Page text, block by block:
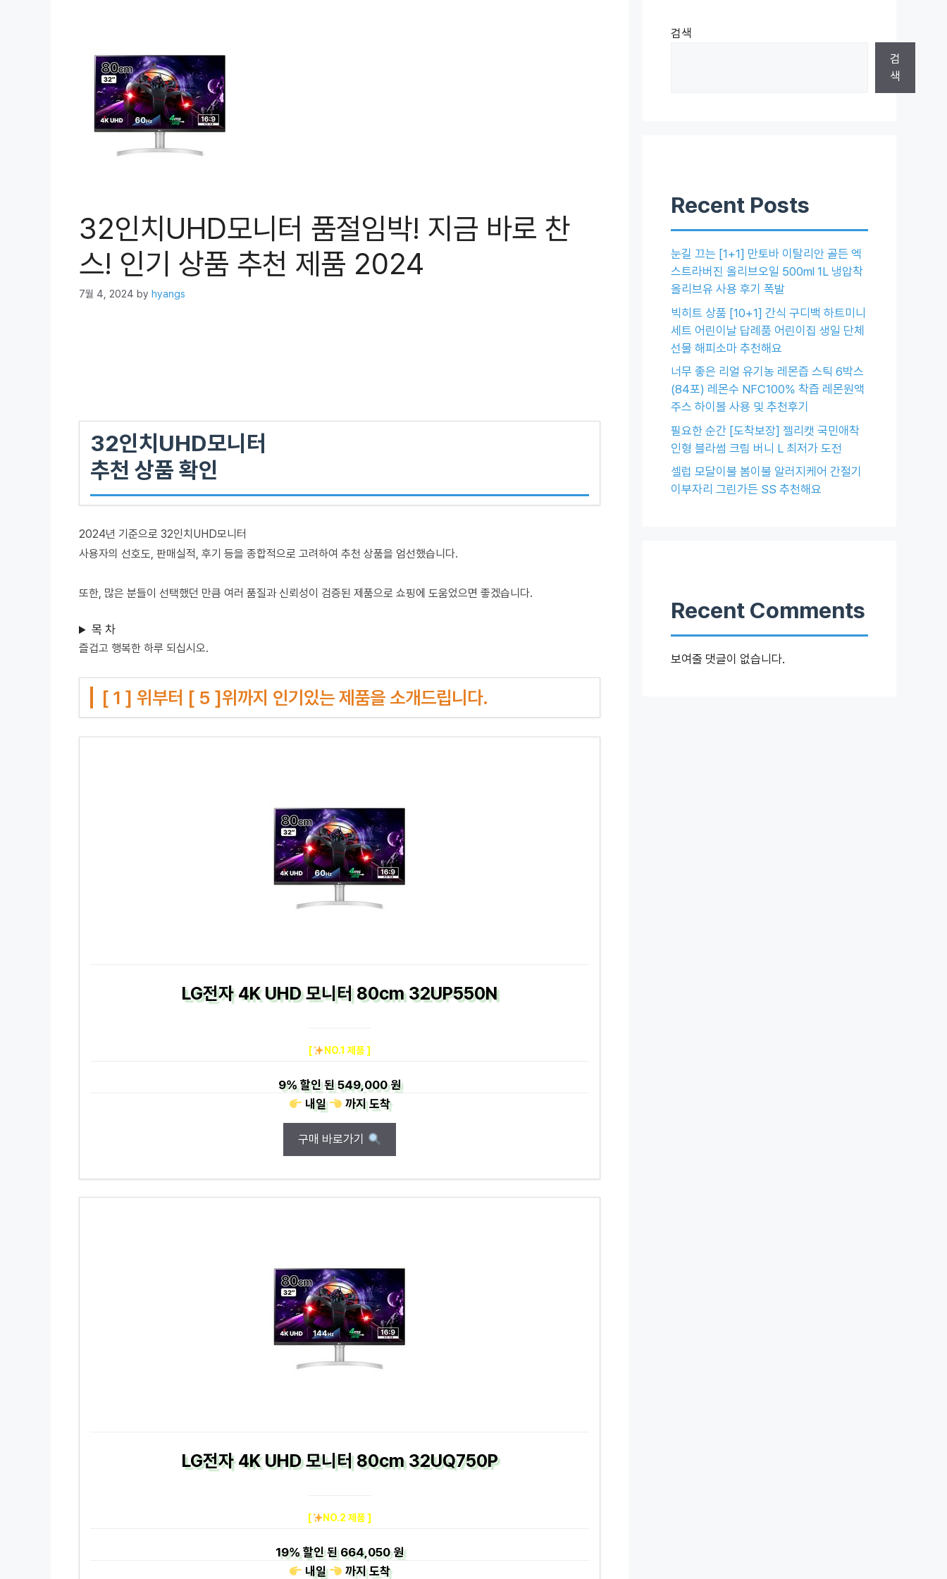
32인치UHD모니터 품절임박! 지금 바로 찬
스! 인기 상품 추천 제품 2024
7월 4, 2024 by hyangs
32인치UHD모니터
추천 상품 확인
2024년 기준으로 32인치UHD모니터
사용자의 선호도, 판매실적, 후기 등을 종합적으로 고려하여 추천 상품을 엄선했습니다.
또한, 많은 분들이 선택했던 만큼 여러 품질과 신뢰성이 검증된 제품으로 쇼핑에 도움었으면 좋겠습니다.
목 차
즐겁고 행복한 하루 되십시오.
[ 1 ] 위부터 [ 5 ]위까지 인기있는 제품을 소개드립니다.
LG전자 4K UHD 모니터 80cm 32UP550N
[ NO.1 제품 ]
9%할인 된549,000 원
내일
까지도착
구매 바로가기
LG전자 4K UHD 모니터 80cm 32UQ750P
[ NO.2 제품 ]
19%할인 된664,050 원
내일
까지도착
검색
검
색
Recent Posts
눈길 끄는 [1+1] 만토바 이탈리안 골든 엑
스트라버진 올리브오일 500ml 1L 냉압착
올리브유 사용 후기 폭발
빅히트 상품 [10+1] 간식 구디백 하트미니
세트 어린이날 답례품 어린이집 생일 단체
선물 해피소마 추천해요
너무 좋은 리얼 유기농 레몬즙 스틱 6박스
(84포) 레몬수 NFC100% 착즙 레몬원액
주스 하이볼 사용 및 추천후기
필요한 순간 [도착보장] 젤리캣 국민애착
인형 블라썸 크림 버니 L 최저가 도전
셀럽 모달이불 봄이불 알러지케어 간절기
이부자리 그린가든 SS 추천해요
Recent Comments
보여줄 댓글이 없습니다.